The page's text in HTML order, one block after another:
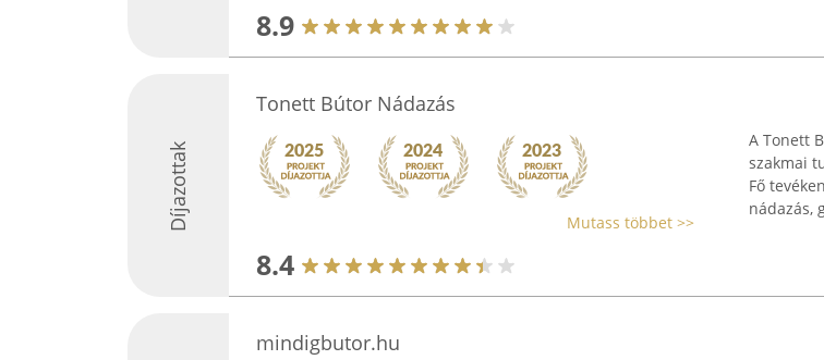
8.9
Díjazottak
Tonett Bútor Nádazás
Mutass többet >>
8.4
A Tonett
szakmai
Fő
nádazás,
mindigbutor.hu